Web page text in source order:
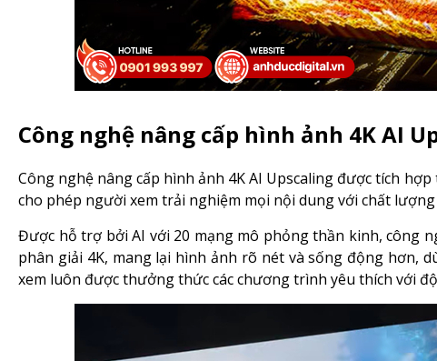
Công nghệ nâng cấp hình ảnh 4K AI
Công nghệ nâng cấp hình ảnh 4K AI Upscaling được tích hợp
cho phép người xem trải nghiệm mọi nội dung với chất lượng
Được hỗ trợ bởi AI với 20 mạng mô phỏng thần kinh, công
phân giải 4K, mang lại hình ảnh rõ nét và sống động hơn,
xem luôn được thưởng thức các chương trình yêu thích với